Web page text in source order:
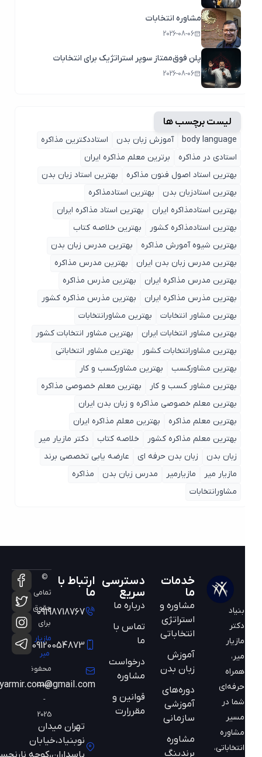
مشاوره انتخابات
2026-08-06
پلن فوق‌ممتاز سوپر استراتژیک برای انتخابات
2026-08-06
لیست برچسب ها
body language آموزش زبان بدن
استاددکترین مذاکره
استادی در مذاکره
برترین معلم مذاکره ایران
بهترین استاد اصول ‌فنون مذاکره
بهترین استاد زبان بدن
بهترین استادزبان بدن
بهترین استادمذاکره
بهترین استادمذاکره ایران
بهترین استاد مذاکره ایران
بهترین استادمذاکره کشور
بهترین خلاصه کتاب
بهترین شیوه آمورش مذاکره
بهترین مدرس زبان بدن
بهترین مدرس زبان بدن ایران
بهترین مدرس مذاکره
بهترین مدرس مذاکره ایران
بهترین مذرس مذاکره
بهترین مذرس مذاکره ایران
بهترین مذرس مذاکره کشور
بهترین مشاور انتخابات
بهترین مشاورانتخابات
بهترین مشاور انتخابات ایران
بهترین مشاور انتخابات کشور
بهترین مشاورانتخابات کشور
بهترین مشاور انتخاباتی
بهترین مشاورکسب
بهترین مشاورکسب و کار
بهترین مشاور کسب و کار
بهترین معلم خصوصی مذاکره
بهترین معلم خصوصی مذاکره و زبان بدن ایران
بهترین معلم مذاکره
بهترین معلم مذاکره ایران
بهترین معلم مذاکره کشور
خلاصه کتاب
دکتر مازیار میر
زبان بدن
زبان بدن حرفه ای
عارضه یابی تخصصی برند
مازیار میر
مازیارمیر مدرس زبان بدن
مذاکره
مشاورانتخابات
مازیار
همراه
حرفه‌ای
شما در
مسیر
مشاوره
انتخاباتی،
خدمات
مشاوره و
استراتژی
انتخاباتی
آموزش
زبان بدن
دوره‌های
آموزشی
سازمانی
مشاوره
برندینگ
دسترسی
سریع
درباره ما
تماس با
ما
درخواست
مشاوره
قوانین و
مقررارت
ارتباط با
09198718767
09120054873
mazyarmir.com@gmail.com
تهران میدان
نوبنیاد،خیابان
پاسداران،کوچه نارنجستان
©
تمامی
حقوق
محفوظ
است